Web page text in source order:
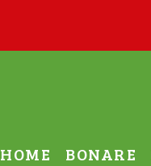
HOME BONARE